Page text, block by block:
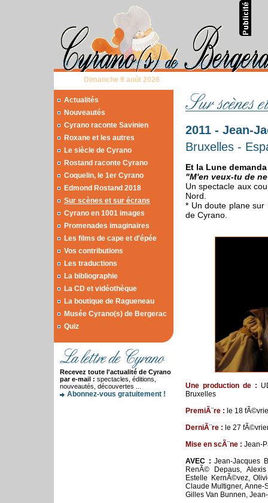
Dimanche 9 août 2026
Actualités
Nouveautés
Cyrano raconte Savinien
Roxane et les autres
Le siècle de Cyrano
Rostand raconte Cyrano
Coquelin, le 1er Cyrano
Edmond Rostand 2018
Sur scènes et sur écrans
Cyrano en 1001 images
Promenades imaginaires
Les films de cape et d'épée
Vos contributions
Les traductions
La bibliographie
La CD et vidéothèque
La boutique de Ragueneau
Musée Cyrano(s) de Bergerac
Quiz
Recevez toute l'actualité de Cyrano
par e-mail : spectacles, éditions,
nouveautés, découvertes ...
Abonnez-vous gratuitement !
2011 - Jean-
Bruxelles -
Et la Lune
"M'en veux-tu de
Un spectacle aux
Nord.
* Un doute plane
de Cyrano.
Une productionde :
Bruxelles
PremiÃ¨re : le 18
DerniÃ¨re : le 27
Mise en scÃ¨ne : Jean-
AVEC : Jean-Jacques
RenÃ© Depaus,
Estelle KernÃ©vez,
Claude Multigner, Anne-
Gilles Van Bunnen,